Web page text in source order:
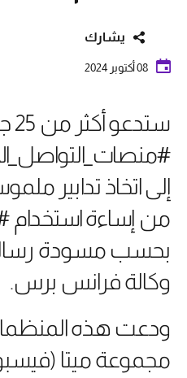
يشارك
08 أكتوبر 2024
إلى اتخاذ تدابير
من إساءة استخدام
بحسب مسودة
وكالة فرانس برس.
ودعت هذه
مجموعة ميتا